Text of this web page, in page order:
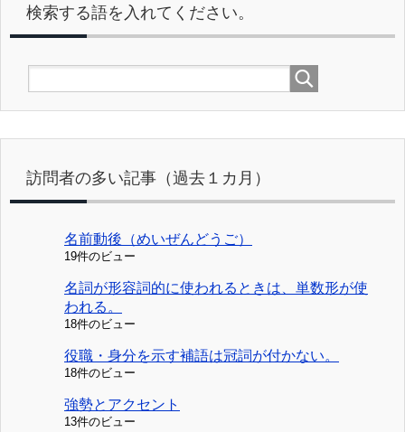
検索する語を入れてください。
訪問者の多い記事（過去１カ月）
名前動後（めいぜんどうご）
19件のビュー
名詞が形容詞的に使われるときは、単数形が使
われる。
18件のビュー
役職・身分を示す補語は冠詞が付かない。
18件のビュー
強勢とアクセント
13件のビュー